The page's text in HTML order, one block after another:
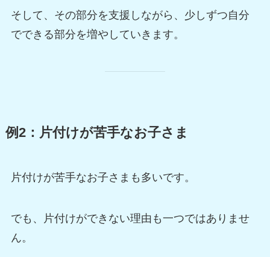
そして、その部分を支援しながら、少しずつ自分
でできる部分を増やしていきます。
例2：片付けが苦手なお子さま
片付けが苦手なお子さまも多いです。
でも、片付けができない理由も一つではありませ
ん。